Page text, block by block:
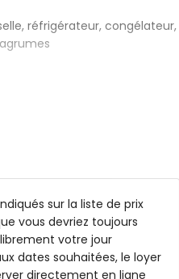
réfrigérateur, congélateur,
sur la liste de prix
vous devriez toujours
votre jour
dates souhaitées, le loyer
directement en ligne